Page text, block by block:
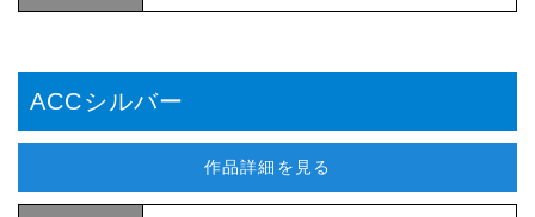
ACCシルバー
作品詳細を見る